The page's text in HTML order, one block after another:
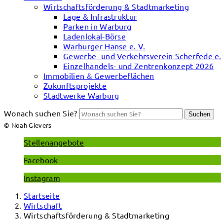
Wirtschaftsförderung & Stadtmarketing
Lage & Infrastruktur
Parken in Warburg
Ladenlokal-Börse
Warburger Hanse e. V.
Gewerbe- und Verkehrsverein Scherfede
Einzelhandels- und Zentrenkonzept 2026
Immobilien & Gewerbeflächen
Zukunftsprojekte
Stadtwerke Warburg
Wonach suchen Sie?
Suchen
© Noah Gievers
Stellenangebote
Facebook
Instagram
Startseite
Wirtschaft
Wirtschaftsförderung & Stadtmarketing